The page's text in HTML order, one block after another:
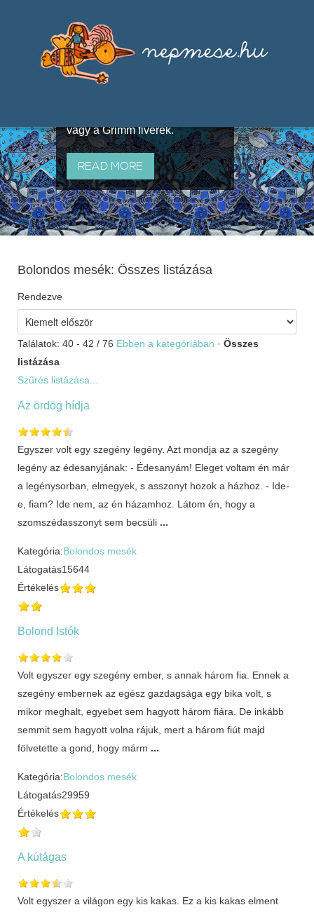
útján terjedő elbeszélésekből,
melyeket olyan ismert gyűjtők
állítottak össze, mint Benedek
vagy a Grimm fivérek.
READ MORE
Bolondos mesék: Összes listázása
Rendezve
Találatok: 40 - 42 / 76 Ebben a kategóriában · Összes
listázása
Szűrés listázása...
Az ördög hídja
Egyszer volt egy szegény legény. Azt mondja az a szegény
legény az édesanyjának: - Édesanyám! Eleget voltam én már
a legénysorban, elmegyek, s asszonyt hozok a házhoz. - Ide-
e, fiam? Ide nem, az én házamhoz. Látom én, hogy a
szomszédasszonyt sem becsüli ...
Kategória:Bolondos mesék
Látogatás15644
Értékelés
Bolond Istók
Volt egyszer egy szegény ember, s annak három fia. Ennek a
szegény embernek az egész gazdagsága egy bika volt, s
mikor meghalt, egyebet sem hagyott három fiára. De inkább
semmit sem hagyott volna rájuk, mert a három fiút majd
fölvetette a gond, hogy márm ...
Kategória:Bolondos mesék
Látogatás29959
Értékelés
A kútágas
Volt egyszer a világon egy kis kakas. Ez a kis kakas elment